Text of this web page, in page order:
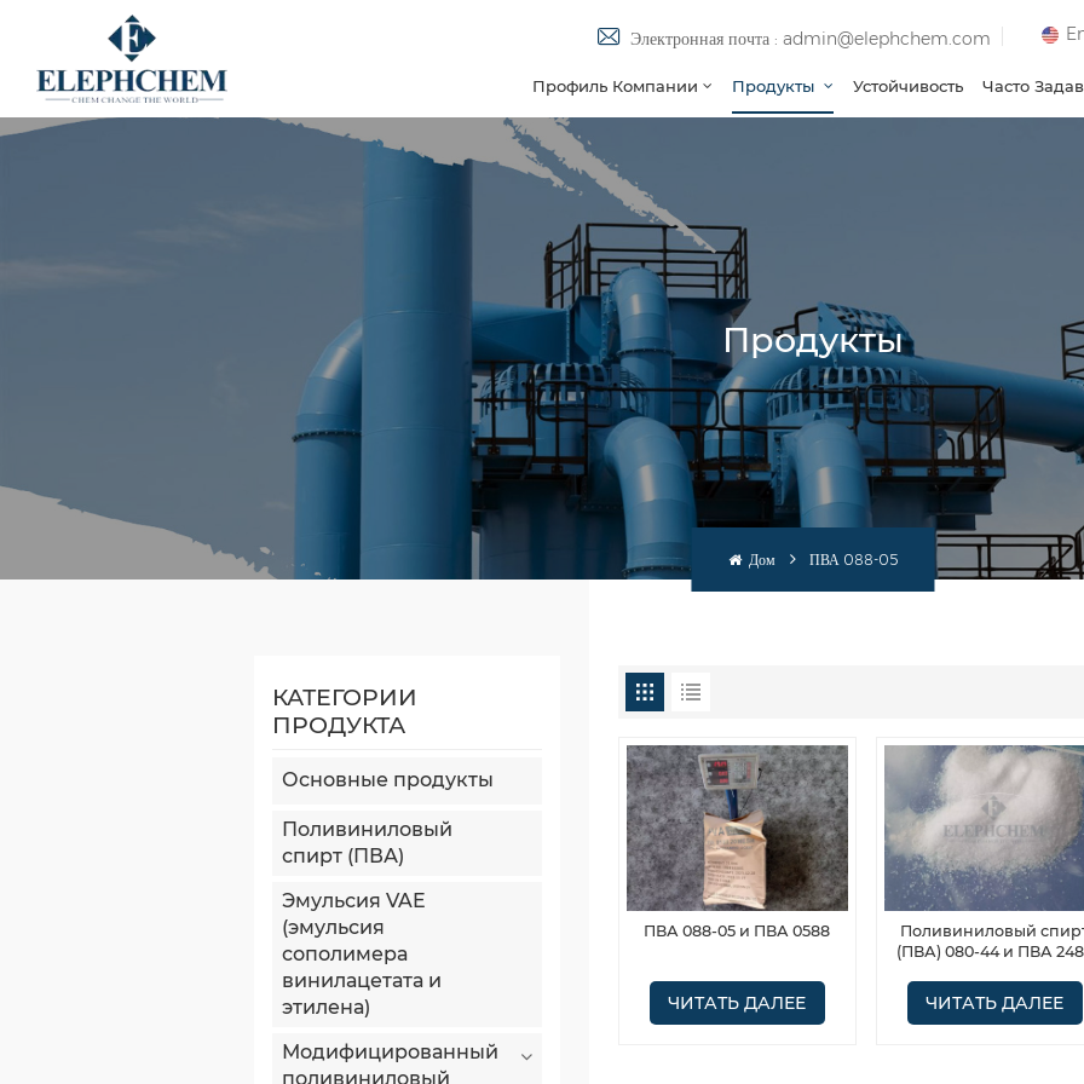
Электронная почта : admin@elephchem.com
Профиль Компании Продукты Устойчивость Часто
Продукты
Дом ПВА 088-05
КАТЕГОРИИ
ПРОДУКТА
Основные продукты
Поливиниловый
спирт (ПВА)
Эмульсия VAE
(эмульсия
сополимера
винилацетата и
этилена)
Модифицированный
поливиниловый
ПВА 088-05 и ПВА 0588
ЧИТАТЬ ДАЛЕЕ
Поливиниловый
(ПВА) 080-44 и ПВА
ЧИТАТЬ ДАЛЕЕ